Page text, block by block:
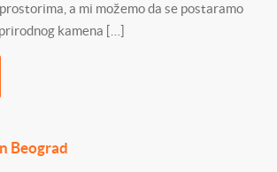
a mi možemo da se postaramo
kamena […]
Beograd